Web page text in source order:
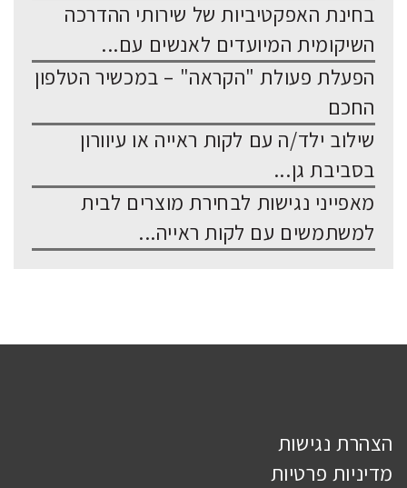
בחינת האפקטיביות של שירותי ההדרכה
השיקומית המיועדים לאנשים עם...
הפעלת פעולת "הקראה" – במכשיר הטלפון
החכם
שילוב ילד/ה עם לקות ראייה או עיוורון
בסביבת גן...
מאפייני נגישות לבחירת מוצרים לבית
למשתמשים עם לקות ראייה...
הצהרת נגישות
מדיניות פרטיות